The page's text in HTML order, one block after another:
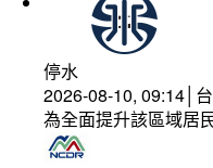
停水
2026-08-10, 09:14│
為全面提升該區域居